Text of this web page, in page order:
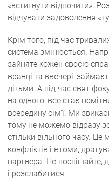
«встигнути відпочити».
відчувати задоволення
Крім того, під час
система змінюється.
зайняте кожен своєю
вранці та ввечері,
дітьми. А під час свят
на одного, все стає
всередину сім'ї. Ми
тому не можемо відразу
стільки вільного часу.
конфліктів і втоми,
партнера. Не поспішайте,
і розслабитися.